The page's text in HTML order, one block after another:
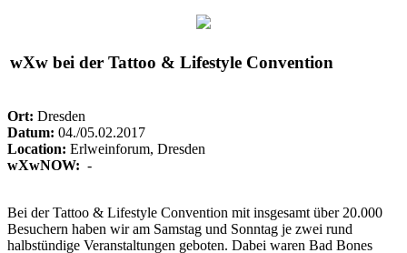
wXw bei der Tattoo & Lifestyle Convention
Ort: Dresden
Datum: 04./05.02.2017
Location: Erlweinforum, Dresden
wXwNOW: -
Bei der Tattoo & Lifestyle Convention mit insgesamt über 20.000
Besuchern haben wir am Samstag und Sonntag je zwei rund
halbstündige Veranstaltungen geboten. Dabei waren Bad Bones